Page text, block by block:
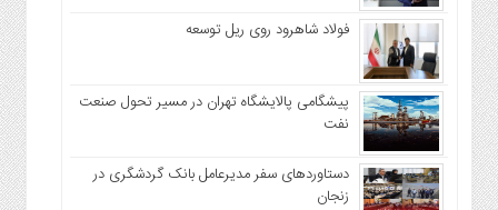
فولاد شاهرود روی ریل توسعه
پیشگامی پالایشگاه تهران در مسیر تحول صنعت
نفت
دستاوردهای سفر مدیرعامل بانک گردشگری در
زنجان